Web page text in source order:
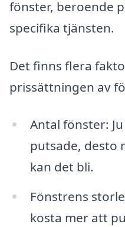
fönster, beroende
specifika tjänsten.
Det finns flera
prissättningen av
Antal fönster:
putsade, desto
kan det bli.
Fönstrens
kosta mer att